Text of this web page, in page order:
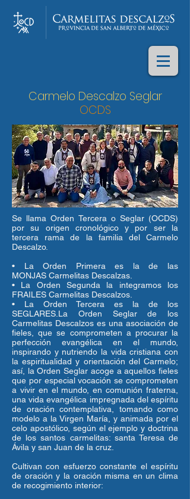
Carmelo Descalzo Seglar
OCDS
Se llama Orden Tercera o Seglar (OCDS)
por su origen cronológico y por ser la
tercera rama de la familia del Carmelo
Descalzo.
• La Orden Primera es la de las
MONJAS Carmelitas Descalzas.
• La Orden Segunda la integramos los
FRAILES Carmelitas Descalzos.
• La Orden Tercera es la de los
SEGLARES.La Orden Seglar de los
Carmelitas Descalzos es una asociación de
fieles, que se comprometen a procurar la
perfección evangélica en el mundo,
inspirando y nutriendo la vida cristiana con
la espiritualidad y orientación del Carmelo;
así, la Orden Seglar acoge a aquellos fieles
que por especial vocación se comprometen
a vivir en el mundo, en comunión fraterna,
una vida evangélica impregnada del espíritu
de oración contemplativa, tomando como
modelo a la Virgen María, y animada por el
celo apostólico, según el ejemplo y doctrina
de los santos carmelitas: santa Teresa de
Ávila y san Juan de la cruz.
Cultivan con esfuerzo constante el espíritu
de oración y la oración misma en un clima
de recogimiento interior: